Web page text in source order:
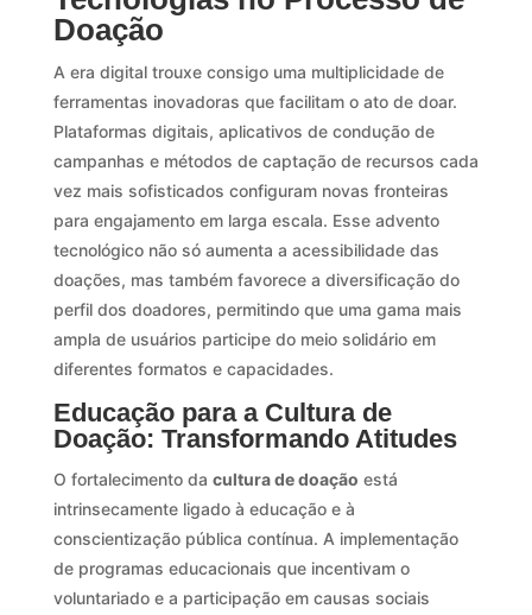
Doação
A era digital trouxe consigo uma multiplicidade de
ferramentas inovadoras que facilitam o ato de doar.
Plataformas digitais, aplicativos de condução de
campanhas e métodos de captação de recursos cada
vez mais sofisticados configuram novas fronteiras
para engajamento em larga escala. Esse advento
tecnológico não só aumenta a acessibilidade das
doações, mas também favorece a diversificação do
perfil dos doadores, permitindo que uma gama mais
ampla de usuários participe do meio solidário em
diferentes formatos e capacidades.
Educação para a Cultura de
Doação: Transformando Atitudes
O fortalecimento da cultura de doação está
intrinsecamente ligado à educação e à
conscientização pública contínua. A implementação
de programas educacionais que incentivam o
voluntariado e a participação em causas sociais